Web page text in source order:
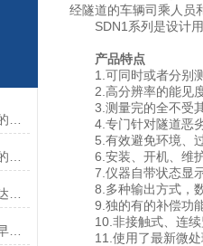
森林火险气象自动监测站——一款早发现隐患的森林火险预警监测站2026+派+送
经隧道的车辆司乘人员
SDN1系列是设计用
产品特点
1.可同时或者分别测
2.高分辨率的能见
3.测量完的全不受其
4.专门针对隧道恶
5.有效避免环境、过
6.安装、开机、维
7.仪器自带状态显示
8.多种输出方式，
9.独的有的补偿功能
10.非接触式、连续
11.使用了最新微处